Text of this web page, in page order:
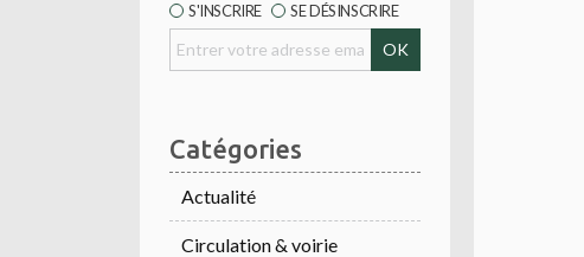
S'INSCRIRE SE DÉSINSCRIRE
Catégories
Actualité
Circulation & voirie